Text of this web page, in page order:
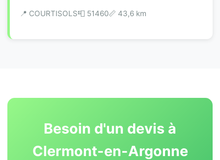
📍 COURTISOLS📮 51460📏 43,6 km
Besoin d'un devis à
Clermont-en-Argonne